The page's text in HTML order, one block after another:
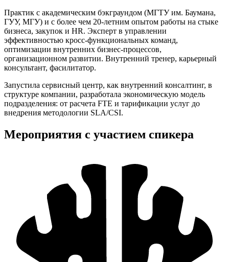
Практик с академическим бэкграундом (МГТУ им. Баумана,
ГУУ, МГУ) и с более чем 20-летним опытом работы на стыке
бизнеса, закупок и HR. Эксперт в управлении
эффективностью кросс-функциональных команд,
оптимизации внутренних бизнес-процессов,
организационном развитии. Внутренний тренер, карьерный
консультант, фасилитатор.
Запустила сервисный центр, как внутренний консалтинг, в
структуре компании, разработала экономическую модель
подразделения: от расчета FTE и тарификации услуг до
внедрения методологии SLA/CSI.
Мероприятия с участием спикера